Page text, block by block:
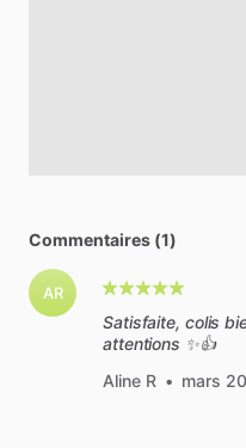
Commentaires (1)
AR
Satisfaite, colis
attentions ✨👍
Aline R • mars